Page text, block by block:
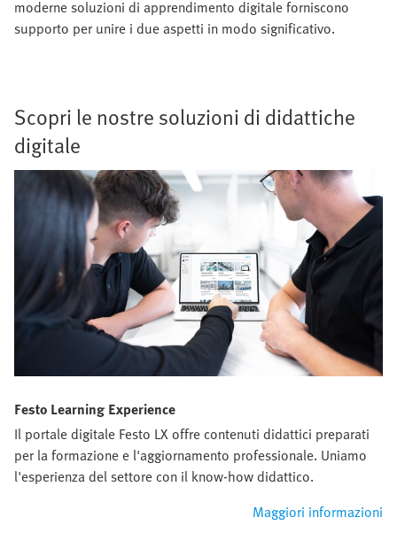
moderne soluzioni di apprendimento digitale forniscono
supporto per unire i due aspetti in modo significativo.
Scopri le nostre soluzioni di didattiche
digitale
Festo Learning Experience
Il portale digitale Festo LX offre contenuti didattici preparati
per la formazione e l'aggiornamento professionale. Uniamo
l'esperienza del settore con il know-how didattico.
Maggiori informazioni